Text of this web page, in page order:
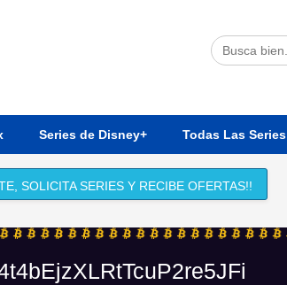
Series de Disney+ Todas Las Series
SOLICITA SERIES Y RECIBE OFERTAS!!